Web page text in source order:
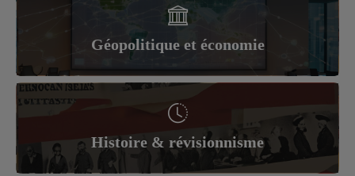
Géopolitique et économie
Histoire & révisionnisme